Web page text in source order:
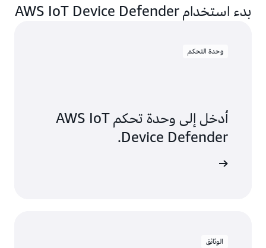
بدء استخدام AWS IoT Device Defender
وحدة التحكم
اُدخل إلى وحدة تحكم AWS IoT
Device Defender.
الوثائق